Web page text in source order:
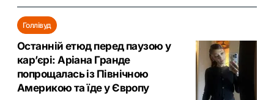
Голлівуд
Останній етюд перед паузою у
кар’єрі: Аріана Гранде
попрощалась із Північною
Америкою та їде у Європу